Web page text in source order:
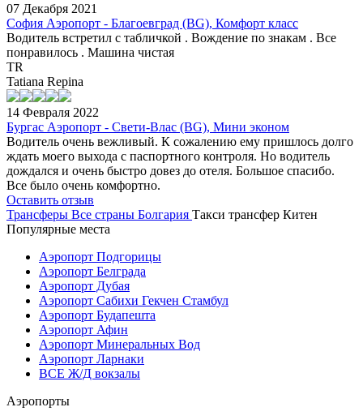
07 Декабря 2021
София Аэропорт - Благоевград (BG), Комфорт класс
Водитель встретил с табличкой . Вождение по знакам . Все
понравилось . Машина чистая
TR
Tatiana Repina
14 Февраля 2022
Бургас Аэропорт - Свети-Влас (BG), Мини эконом
Водитель очень вежливый. К сожалению ему пришлось долго
ждать моего выхода с паспортного контроля. Но водитель
дождался и очень быстро довез до отеля. Большое спасибо.
Все было очень комфортно.
Оставить отзыв
Трансферы Все страны Болгария Такси трансфер Китен
Популярные места
Аэропорт Подгорицы
Аэропорт Белграда
Аэропорт Дубая
Аэропорт Сабихи Гекчен Стамбул
Аэропорт Будапешта
Аэропорт Афин
Аэропорт Минеральных Вод
Аэропорт Ларнаки
ВСЕ Ж/Д вокзалы
Аэропорты